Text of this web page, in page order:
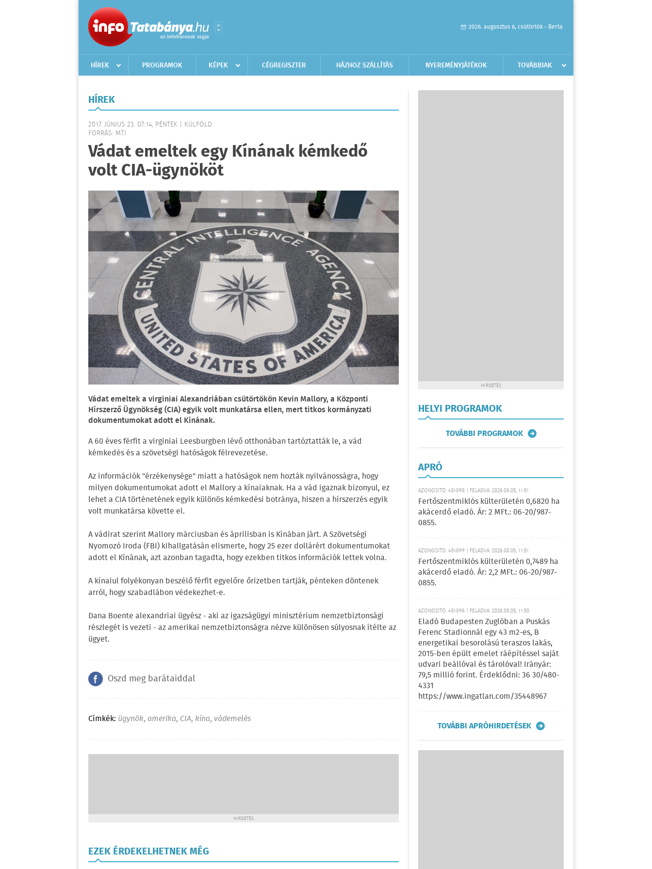
2026. augusztus 6, csütörtök - Berta
HÍREK PROGRAMOK KÉPEK CÉGREGISZTER HÁZHOZ SZÁLLÍTÁS NYEREMÉNYJÁTÉKOK TOVÁBBIAK
HÍREK
2017. JÚNIUS 23. 07:14, PÉNTEK | KÜLFÖLD
FORRÁS: MTI
Vádat emeltek egy Kínának kémkedő
volt CIA-ügynököt
Vádat emeltek a virginiai Alexandriában csütörtökön Kevin Mallory, a Központi
Hírszerző Ügynökség (CIA) egyik volt munkatársa ellen, mert titkos kormányzati
dokumentumokat adott el Kínának.
A 60 éves férfit a virginiai Leesburgben lévő otthonában tartóztatták le, a vád
kémkedés és a szövetségi hatóságok félrevezetése.
Az információk "érzékenysége" miatt a hatóságok nem hozták nyilvánosságra, hogy
milyen dokumentumokat adott el Mallory a kínaiaknak. Ha a vád igaznak bizonyul, ez
lehet a CIA történetének egyik különös kémkedési botránya, hiszen a hírszerzés egyik
volt munkatársa követte el.
A vádirat szerint Mallory márciusban és áprilisban is Kínában járt. A Szövetségi
Nyomozó Iroda (FBI) kihallgatásán elismerte, hogy 25 ezer dollárért dokumentumokat
adott el Kínának, azt azonban tagadta, hogy ezekben titkos információk lettek volna.
A kínaiul folyékonyan beszélő férfit egyelőre őrizetben tartják, pénteken döntenek
arról, hogy szabadlábon védekezhet-e.
Dana Boente alexandriai ügyész - aki az igazságügyi minisztérium nemzetbiztonsági
részlegét is vezeti - az amerikai nemzetbiztonságra nézve különösen súlyosnak ítélte az
ügyet.
Oszd meg barátaiddal
Címkék: ügynök, amerika, CIA, kína, vádemelés
HIRDETÉS
EZEK ÉRDEKELHETNEK MÉG
HIRDETÉS
HELYI PROGRAMOK
TOVÁBBI PROGRAMOK
APRÓ
AZONOSÍTÓ: 451898 | FELADVA: 2026.08.05, 11:51
Fertőszentmiklós külterületén 0,6820 ha
akácerdő eladó. Ár: 2 MFt.: 06-20/987-
0855.
AZONOSÍTÓ: 451899 | FELADVA: 2026.08.05, 11:51
Fertőszentmiklós külterületén 0,7489 ha
akácerdő eladó. Ár: 2,2 MFt.: 06-20/987-
0855.
AZONOSÍTÓ: 451896 | FELADVA: 2026.08.05, 11:50
Eladó Budapesten Zuglóban a Puskás
Ferenc Stadionnál egy 43 m2-es, B
energetikai besorolású teraszos lakás,
2015-ben épült emelet ráépítéssel saját
udvari beállóval és tárolóval! Irányár:
79,5 millió forint. Érdeklődni: 36 30/480-
4331
https://www.ingatlan.com/35448967
TOVÁBBI APRÓHIRDETÉSEK